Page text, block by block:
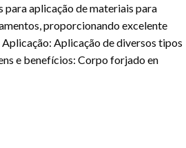
aplicação de materiais para
proporcionando excelente
Aplicação de diversos tipos
e benefícios: Corpo forjado en